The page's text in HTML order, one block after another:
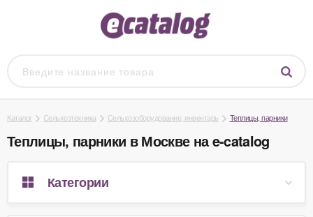
Каталог Сельхозтехника Сельхозоборудование, инвентарь Теплицы, парники
Теплицы, парники в Москве на e-catalog
Категории